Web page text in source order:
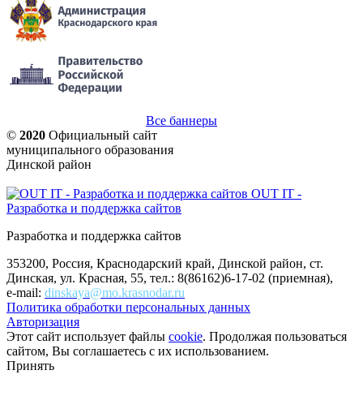
Все баннеры
© 2020 Официальный сайт
муниципального образования
Динской район
OUT IT -
Разработка и поддержка сайтов
Разработка и поддержка сайтов
353200, Россия, Краснодарский край, Динской район, ст.
Динская, ул. Красная, 55, тел.: 8(86162)6-17-02 (приемная),
e-mail: dinskaya@mo.krasnodar.ru
Политика обработки персональных данных
Авторизация
Этот сайт использует файлы cookie. Продолжая пользоваться
сайтом, Вы соглашаетесь с их использованием.
Принять